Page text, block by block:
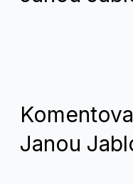
Janou